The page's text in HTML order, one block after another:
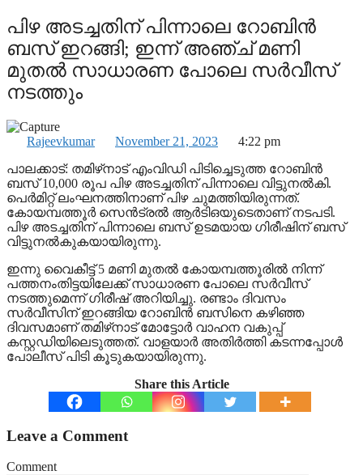
പിഴ അടച്ചതിന് പിന്നാലെ റോബിന്‍
ബസ് ഇറങ്ങി; ഇന്ന് അഞ്ച് മണി
മുതല്‍ സാധാരണ പോലെ സര്‍വീസ്
നടത്തും
Rajeevkumar November 21, 2023
4:22 pm
പാലക്കാട്: തമിഴ്‌നാട് എംവിഡി പിടിച്ചെടുത്ത റോബിന്‍
ബസ് 10,000 രൂപ പിഴ അടച്ചതിന് പിന്നാലെ വിട്ടുനല്‍കി.
പെര്‍മിറ്റ് ലംഘനത്തിനാണ് പിഴ ചുമത്തിയിരുന്നത്.
കോയമ്പത്തൂര്‍ സെന്‍ട്രല്‍ ആര്‍ടിഒയുടെതാണ് നടപടി.
പിഴ അടച്ചതിന് പിന്നാലെ ബസ് ഉടമയായ ഗിരീഷിന് ബസ്
വിട്ടുനല്‍കുകയായിരുന്നു.
ഇന്നു വൈകീട്ട് 5 മണി മുതല്‍ കോയമ്പത്തൂരില്‍ നിന്ന്
പത്തനംതിട്ടയിലേക്ക് സാധാരണ പോലെ സര്‍വീസ്
നടത്തുമെന്ന് ഗിരീഷ് അറിയിച്ചു. രണ്ടാം ദിവസം
സര്‍വീസിന് ഇറങ്ങിയ റോബിന്‍ ബസിനെ കഴിഞ്ഞ
ദിവസമാണ് തമിഴ്‌നാട് മോട്ടോര്‍ വാഹന വകുപ്പ്
കസ്റ്റഡിയിലെടുത്തത്. വാളയാര്‍ അതിര്‍ത്തി കടന്നപ്പോള്‍
പോലീസ് പിടി കൂടുകയായിരുന്നു.
Share this Article
Leave a Comment
Comment